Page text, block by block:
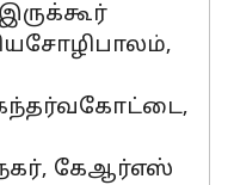
நகர், கேஆர்எஸ்